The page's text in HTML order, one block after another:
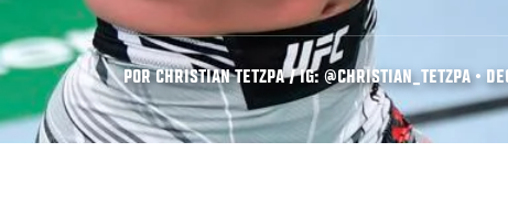
POR CHRISTIAN TETZPA / IG: @CHRISTIAN_TETZPA •